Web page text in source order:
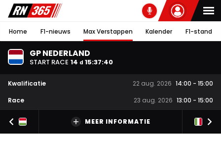
Home F1-nieuws Max Verstappen Kalender F1-stand
GP NEDERLAND
START RACE 14 d 15:37:39
Kwalificatie 22 aug. 2026 14:00 - 15:00
Race
23 aug. 2026 13:00 - 15:00
MEER INFORMATIE